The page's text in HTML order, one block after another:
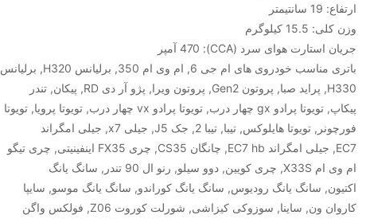
ارتفاع: 19 سانتیمتر
وزن کلی: 15.5 کیلوگرم
جریان استارت هوای سرد (CCA): 470 آمپر
باتری مناسب خودروی های ام جی 6, ام وی ام 350, برلیانس H320, برلیانس
H330, پراید صبا, پروتون Gen2, پروتون ویرا, پژو آر دی RD, پیکان, تندر
پیکاپ, تویوتا پرادو gx چهار درب, تویوتا پرادو vx چهار درب, تویوتا پرویا, تویوتا
فورچونر, تویوتا هایلوکس, تیبا, تیبا 2, جک J5, جیلی x7, جیلی امگراند
EC7, جیلی امگراند EC7 hb, چانگان CS35, چری FX35 اینفینیتی, چری تیگو
ام وی ام X33S, چری کویین, دوو سیلو, رنو ال 90 تندر, سانگ یانگ
اکتیون, سانگ یانگ رودیوس, سانگ یانگ کوراندو, سانگ یانگ موسو, سایپا
کاروان ون, ساینا, سوزوکی کیزاشی, شورلت کوروت Z06, فولکس واگن